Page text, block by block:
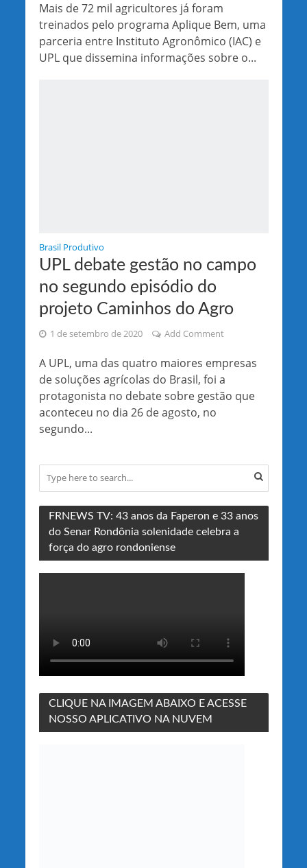
Mais de 72 mil agricultores já foram
treinados pelo programa Aplique Bem, uma
parceria entre Instituto Agronômico (IAC) e
UPL que dissemina informações sobre o...
Brasil Produtivo
UPL debate gestão no campo
no segundo episódio do
projeto Caminhos do Agro
1 de setembro de 2020 Add Comment
A UPL, uma das quatro maiores empresas
de soluções agrícolas do Brasil, foi a
protagonista no debate sobre gestão que
aconteceu no dia 26 de agosto, no
segundo...
FRNEWS TV: 43 anos da Faperon e 33 anos
do Senar Rondônia solenidade celebra a
força do agro rondoniense
CLIQUE NA IMAGEM ABAIXO E ACESSE
NOSSO APLICATIVO NA NUVEM